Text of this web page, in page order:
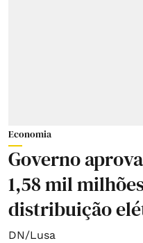
Economia
Governo
1,58 mil
distribuição
DN/Lusa